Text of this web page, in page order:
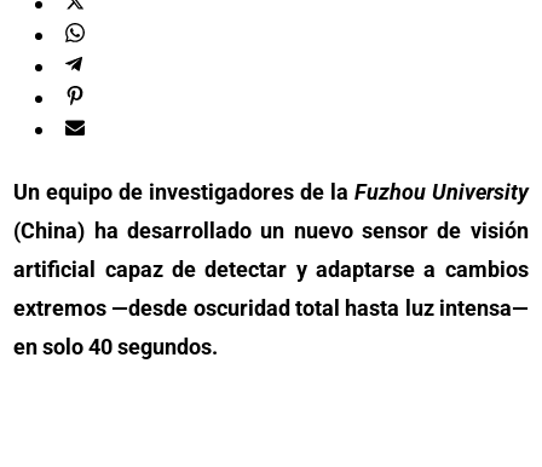
Un equipo de investigadores de la Fuzhou University
(China) ha desarrollado un nuevo sensor de visión
artificial capaz de detectar y adaptarse a cambios
extremos —desde oscuridad total hasta luz intensa—
en solo 40 segundos.